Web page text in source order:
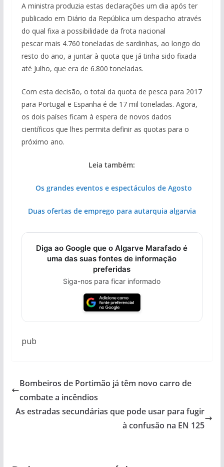
A ministra produzia estas declarações um dia após ter
publicado em Diário da República um despacho através
do qual fixa a possibilidade da frota nacional
pescar mais 4.760 toneladas de sardinhas, ao longo do
resto do ano, a juntar à quota que já tinha sido fixada
até Julho, que era de 6.800 toneladas.
Com esta decisão, o total da quota de pesca para 2017
para Portugal e Espanha é de 17 mil toneladas. Agora,
os dois países ficam à espera de novos dados
científicos que lhes permita definir as quotas para o
próximo ano.
Leia também:
Os grandes eventos e espectáculos de Agosto
Duas ofertas de emprego para autarquia algarvia
Diga ao Google que o Algarve Marafado é
uma das suas fontes de informação
preferidas
Siga-nos para ficar informado
pub
Bombeiros de Portimão já têm novo carro de
combate a incêndios
As estradas secundárias que pode usar para fugir
à confusão na EN 125